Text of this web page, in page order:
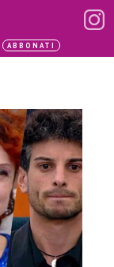
ABBONATI